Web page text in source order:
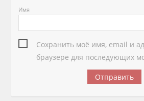
Имя
Сохранить моё имя, email и
браузере для последующих